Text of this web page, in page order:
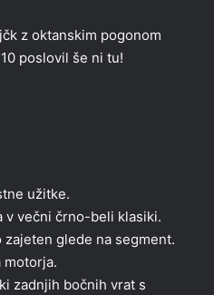
z oktanskim pogonom
poslovil še ni tu!
užitke.
v večni črno-beli klasiki.
glede na segment.
motorja.
zadnjih bočnih vrat s